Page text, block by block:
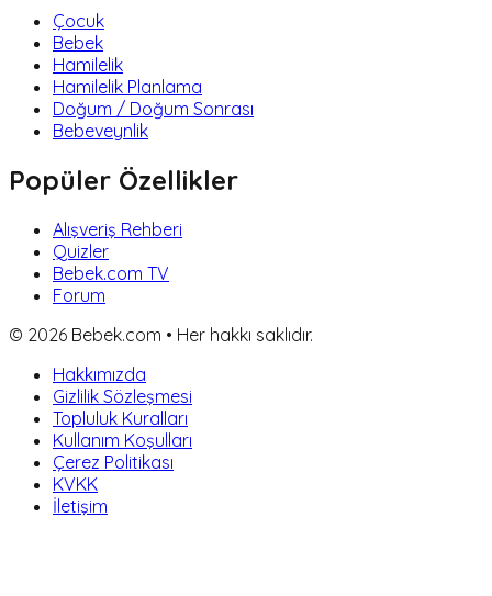
Çocuk
Bebek
Hamilelik
Hamilelik Planlama
Doğum / Doğum Sonrası
Bebeveynlik
Popüler Özellikler
Alışveriş Rehberi
Quizler
Bebek.com TV
Forum
© 2026 Bebek.com • Her hakkı saklıdır.
Hakkımızda
Gizlilik Sözleşmesi
Topluluk Kuralları
Kullanım Koşulları
Çerez Politikası
KVKK
İletişim